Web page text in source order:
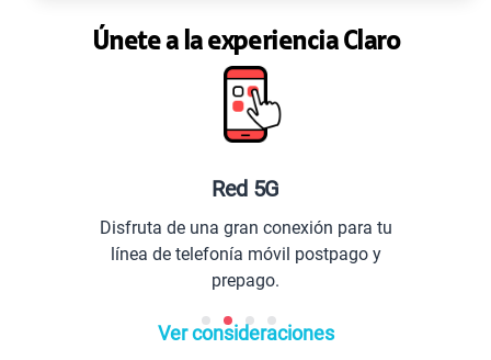
Únete a la experiencia Claro
Red 5G
Disfruta de una gran conexión para tu
línea de telefonía móvil postpago y
prepago.
Ver consideraciones